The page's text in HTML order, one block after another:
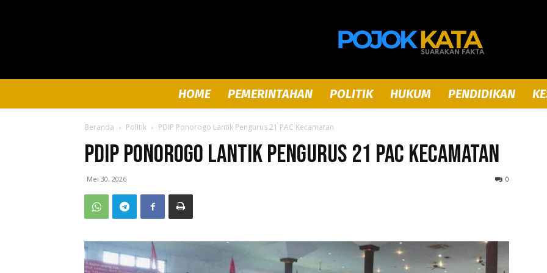
Pojok
HOME PEMERINTAHAN POLITIK HUKUM PENDIDIKAN
Beranda Politik PDIP Ponorogo Lantik Pengurus 21 PAC Kecamatan
PDIP Ponorogo Lantik Pengurus 21 PAC Kecamatan
Mei 30, 2026 0